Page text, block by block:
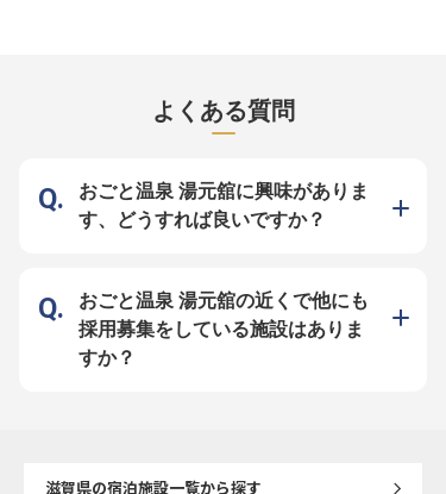
本格コース料理、お弁当、そして子
どもたちへの給食まで、多彩なシー
す。 ーー【スキルアップを応援！
あなたの"料理への想い"を大切にし
ます】 調理の経験がある方はもち
ろん、調理士の資格取得を目指して
技術を磨ける環境が整っています。
産休・育休制度も整備しており、ラ
イフステージが変わっても長く活躍
し続けられる職場です。あなたの
「料理が好き」という気持ちを、ぜ
ひ私たちと一緒に形にしましょう。
パ受付など、ホスピタリティの最前
線でお客様をお迎えします。 四季
折々の琵琶湖の景色と共に、一期一
「また来たい」という言葉が、私た
ちの何よりの喜びです。 ーー【多
彩なスキルを磨き、ホテリエとして
の成長を実感】 フロント業務だけ
長できる環境です。 慶弔休暇や育
児・介護休業制度、資格取得支援な
ど福利厚生も充実！従業員食堂は1
食300円とリーズナブル。 京阪グル
よくある質問
おごと温泉 湯元舘に興味がありま
す、どうすれば良いですか？
おごと温泉 湯元舘の近くで他にも
採用募集をしている施設はありま
すか？
滋賀県の宿泊施設一覧から探す